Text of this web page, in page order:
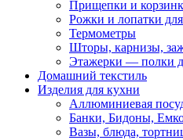
Прищепки и
Рожки и лопатки
Термометры
Шторы, карнизы,
Этажерки — полки
Домашний текстиль
Изделия для кухни
Аллюминиевая
Банки, Бидоны,
Вазы, блюда,